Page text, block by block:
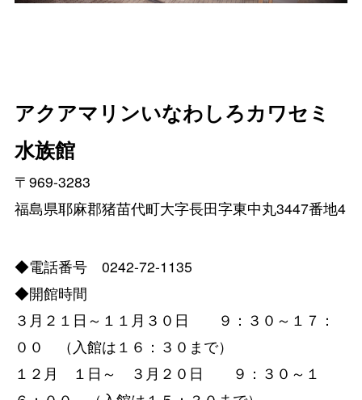
アクアマリンいなわしろカワセミ
水族館
〒969-3283
福島県耶麻郡猪苗代町大字長田字東中丸3447番地4
◆電話番号 0242-72-1135
◆開館時間
３月２１日～１１月３０日 ９：３０～１７：
００ （入館は１６：３０まで）
１２月 １日～ ３月２０日 ９：３０～１